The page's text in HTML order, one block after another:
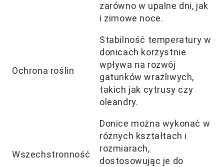
zarówno w upalne dni, jak
i zimowe noce.
Ochrona roślin
Stabilność temperatury w
donicach korzystnie
wpływa na rozwój
gatunków wrażliwych,
takich jak cytrusy czy
oleandry.
Wszechstronność
Donice można wykonać w
różnych kształtach i
rozmiarach,
dostosowując je do